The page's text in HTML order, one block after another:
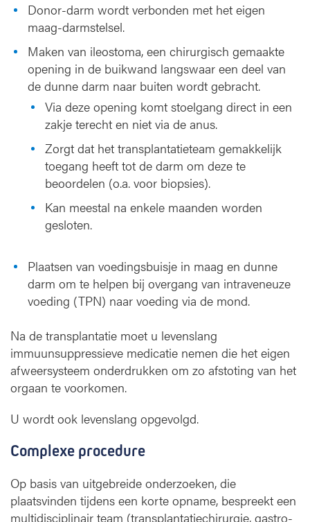
Donor-darm wordt verbonden met het eigen
maag-darmstelsel.
Maken van ileostoma, een chirurgisch gemaakte
opening in de buikwand langswaar een deel van
de dunne darm naar buiten wordt gebracht.
Via deze opening komt stoelgang direct in een
zakje terecht en niet via de anus.
Zorgt dat het transplantatieteam gemakkelijk
toegang heeft tot de darm om deze te
beoordelen (o.a. voor biopsies).
Kan meestal na enkele maanden worden
gesloten.
Plaatsen van voedingsbuisje in maag en dunne
darm om te helpen bij overgang van intraveneuze
voeding (TPN) naar voeding via de mond.
Na de transplantatie moet u levenslang
immuunsuppressieve medicatie nemen die het eigen
afweersysteem onderdrukken om zo afstoting van het
orgaan te voorkomen.
U wordt ook levenslang opgevolgd.
Complexe procedure
Op basis van uitgebreide onderzoeken, die
plaatsvinden tijdens een korte opname, bespreekt een
multidisciplinair team (transplantatiechirurgie, gastro-